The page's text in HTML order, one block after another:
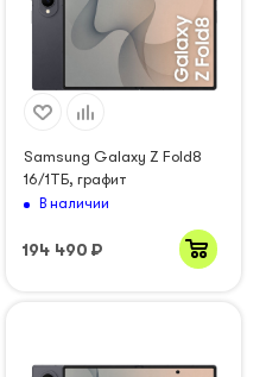
Samsung Galaxy Z Fold8
16/1ТБ, графит
В наличии
194 490 ₽